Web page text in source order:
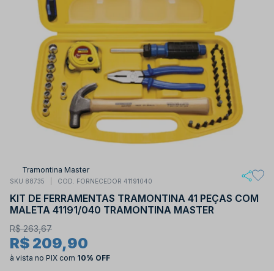
Tramontina Master
SKU 88735 COD. FORNECEDOR 41191040
KIT DE FERRAMENTAS TRAMONTINA 41 PEÇAS COM
MALETA 41191/040 TRAMONTINA MASTER
R$ 263,67
R$ 209,90
à vista no PIX com 10% OFF